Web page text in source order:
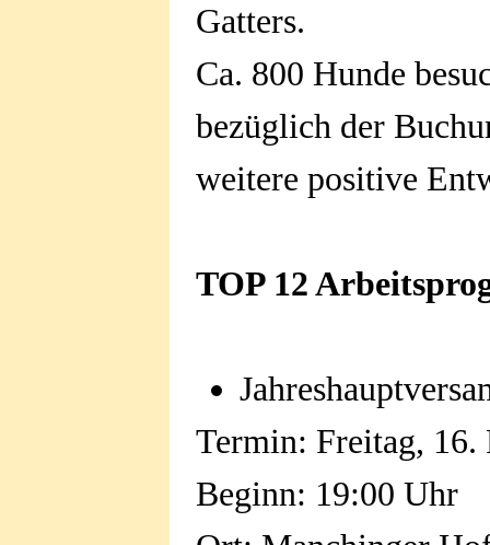
Gatters.
Ca. 800 Hunde
bezüglich der
weitere positive
TOP 12
Termin: Freitag, 16.
Beginn: 19:00 Uhr